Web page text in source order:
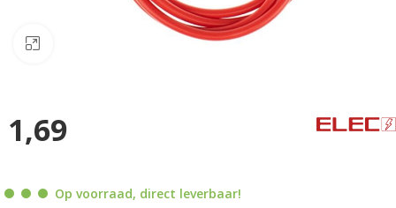
1,69
Op voorraad, direct leverbaar!